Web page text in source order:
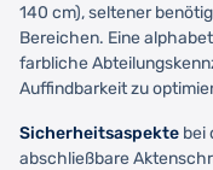
140 cm), seltener
Bereichen. Eine
farbliche
Auffindbarkeit zu
Sicherheitsaspekte bei
abschließbare